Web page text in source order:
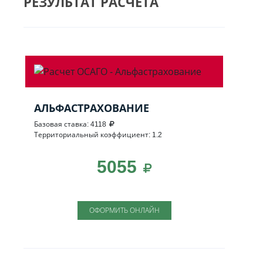
АЛЬФАСТРАХОВАНИЕ
Базовая ставка: 4118
Территориальный коэффициент: 1.2
5055
ОФОРМИТЬ ОНЛАЙН